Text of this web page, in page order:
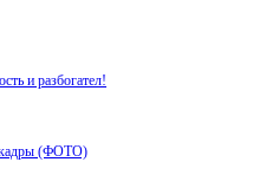
и разбогател!
кадры (ФОТО)